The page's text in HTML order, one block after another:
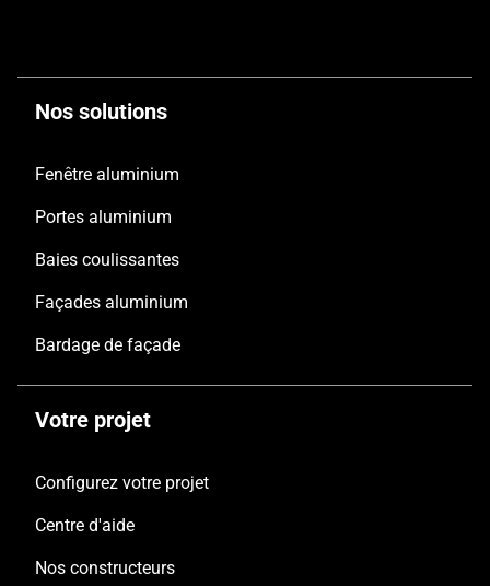
Nos solutions
Fenêtre aluminium
Portes aluminium
Baies coulissantes
Façades aluminium
Bardage de façade
Votre projet
Configurez votre projet
Centre d'aide
Nos constructeurs